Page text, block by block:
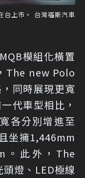
上市。 台灣福斯汽車
模組化橫置
The new Polo
同時展現更寬
代車型相比，
各分別增進至
坐擁1,446mm
。此外，The
燈、LED極線